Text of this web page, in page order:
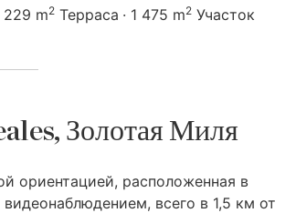
229 m2 Терраса 1 475 m2 Участок
Золотая Миля
ориентацией, расположенная в
всего в 1,5 км от